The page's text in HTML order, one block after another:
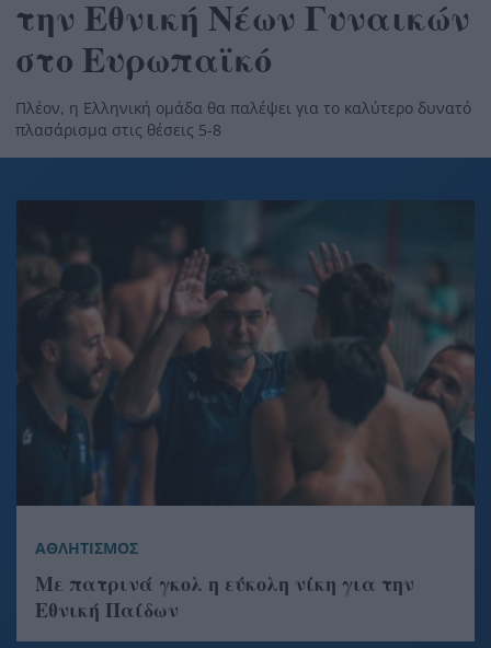
την Εθνική Nέων Γυναικών
στο Ευρωπαϊκό
Πλέον, η Ελληνική ομάδα θα παλέψει για το καλύτερο δυνατό
πλασάρισμα στις θέσεις 5-8
ΑΘΛΗΤΙΣΜΟΣ
Με πατρινά γκολ η εύκολη νίκη για την
Εθνική Παίδων